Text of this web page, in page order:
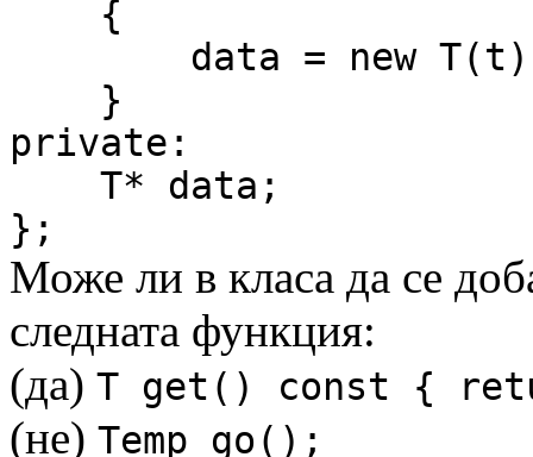
{
data = new
}
private:
T* data;
};
Може ли в класа да се
следната функция:
(да) T get() const {
(не) Temp go();